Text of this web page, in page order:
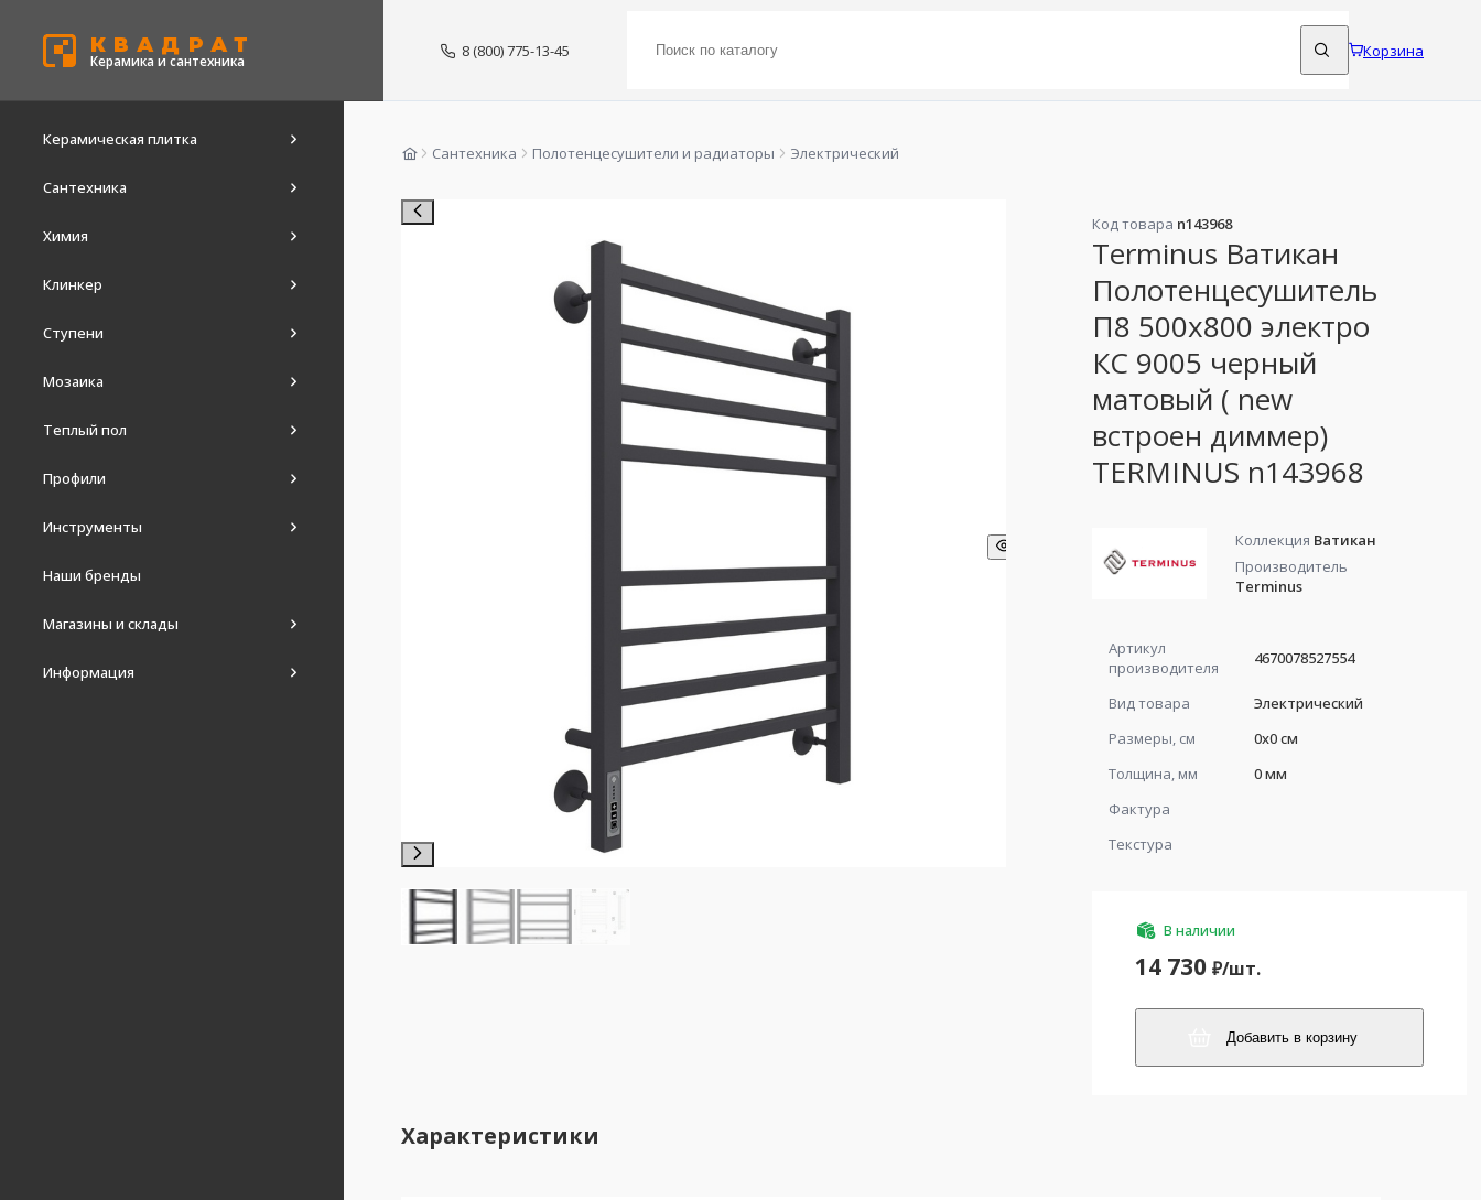
КВАДРАТ
Керамика и сантехника
8 (800) 775-13-45 Корзина
Керамическая плитка
Сантехника
Химия
Клинкер
Ступени
Мозаика
Теплый пол
Профили
Инструменты
Наши бренды
Магазины и склады
Информация
Сантехника Полотенцесушители и радиаторы Электрический
Код товара n143968
Terminus Ватикан
Полотенцесушитель
П8 500х800 электро
КС 9005 черный
матовый ( new
встроен диммер)
TERMINUS n143968
Коллекция Ватикан
Производитель
Terminus
Артикул
производителя
4670078527554
Вид товара
Электрический
Размеры, см
0x0 см
Толщина, мм
0 мм
Фактура
Текстура
В наличии
14 730 ₽/шт.
Добавить в корзину
Характеристики